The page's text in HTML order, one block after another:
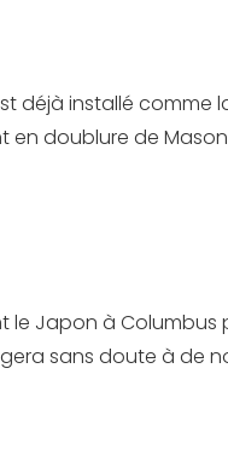
déjà installé
en doublure de
le Japon à
sans doute à de